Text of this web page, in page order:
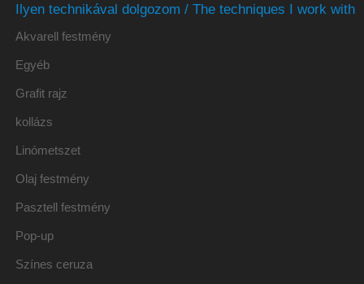
Ilyen technikával dolgozom / The techniques I work with
Akvarell festmény
Egyéb
Grafit rajz
kollázs
Linómetszet
Olaj festmény
Pasztell festmény
Pop-up
Színes ceruza